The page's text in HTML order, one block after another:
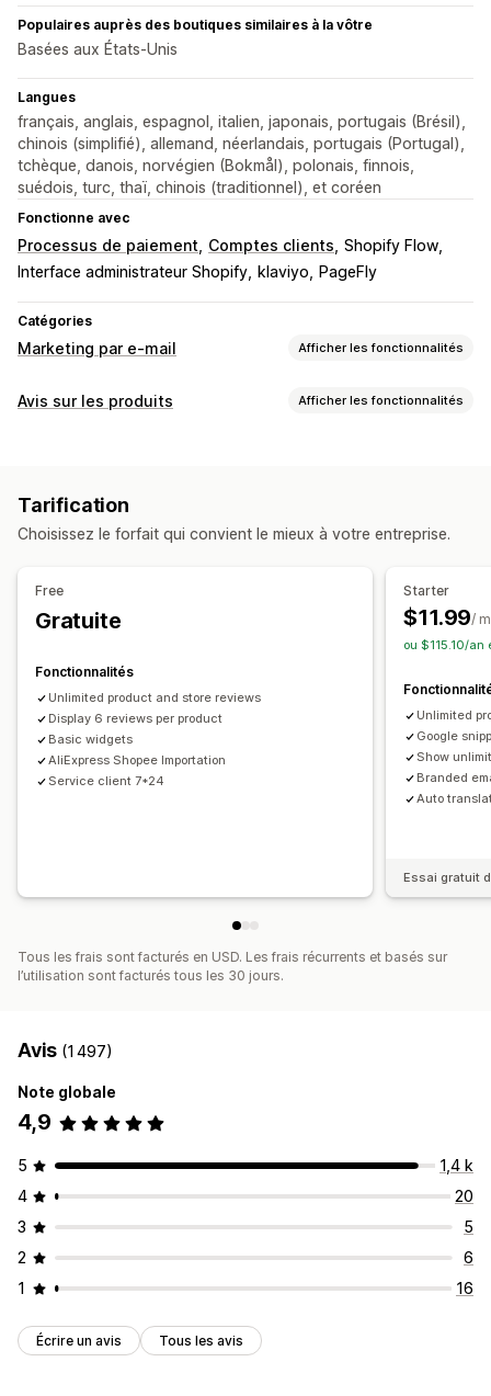
Populaires auprès des boutiques similaires à la vôtre
Basées aux États-Unis
Langues
français, anglais, espagnol, italien, japonais, portugais (Brésil),
chinois (simplifié), allemand, néerlandais, portugais (Portugal),
tchèque, danois, norvégien (Bokmål), polonais, finnois,
suédois, turc, thaï, chinois (traditionnel), et coréen
Fonctionne avec
Processus de paiement Comptes clients Shopify Flow
Interface administrateur Shopify
klaviyo PageFly
Catégories
Marketing par e-mail Afficher les fonctionnalités
Types de campagnes
Gestion des campagnes
Modèles
Traduction Automatisations
Rapports
Avis sur les produits Afficher les fonctionnalités
Évaluations par étoiles
Galeries de supports multimédias Mise en page en grille
Meilleurs avis
Résumés des avis
Extraits enrichis
Méthodes pour recueillir des avis
Requêtes par e-mail CGU sur les médias sociaux
Pop-ups
Formulaires
Import et export Migration des avis
Association d’avis
Tarification
Choisissez le forfait qui convient le mieux à votre entreprise.
Free
Gratuite
Fonctionnalités
Unlimited product and store reviews
Display 6 reviews per product
Basic widgets
AliExpress Shopee Importation
Service client 7*24
Starter
$11.99/
ou $115.10/an
Unlimited
Google
Show
Branded
Auto
Essai gratuit
Tous les frais sont facturés en USD. Les frais récurrents et basés sur
l’utilisation sont facturés tous les 30 jours.
Avis (1 497)
Note globale
4,9
5
1,4 k
4
20
3
5
2
6
1
16
Écrire un avis Tous les avis